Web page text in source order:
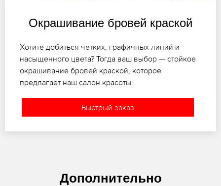
Окрашивание бровей краской
Хотите добиться четких, графичных линий и
насыщенного цвета? Тогда ваш выбор — стойкое
окрашивание бровей краской, которое
предлагает наш салон красоты.
Быстрый заказ
Дополнительно